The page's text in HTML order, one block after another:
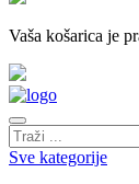
Vaša košarica je
Sve kategorije